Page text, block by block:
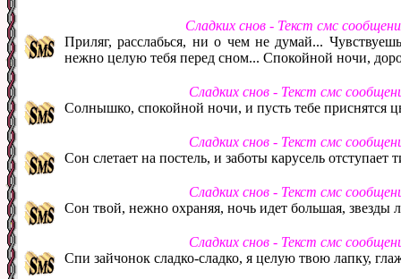
Сладких снов - Текст смс
Приляг, расслабься, ни о чем не думай...
нежно целую тебя перед сном... Спокойной ночи,
Сладких снов - Текст смс
Солнышко, спокойной ночи, и пусть тебе приснятся
Сладких снов - Текст смс
Сон слетает на постель, и заботы карусель
Сладких снов - Текст смс
Сон твой, нежно охраняя, ночь идет большая, звезды
Сладких снов - Текст смс
Спи зайчонок сладко-сладко, я целую твою лапку,